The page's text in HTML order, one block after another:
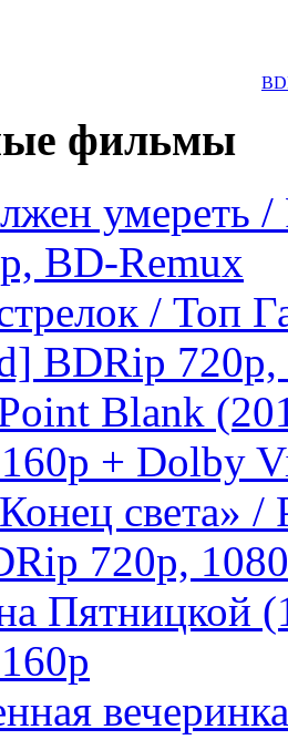
фильмы
умереть
BD-Remux
/ Топ
BDRip
Blank
+ Dolby
света»
720p,
Пятницкой